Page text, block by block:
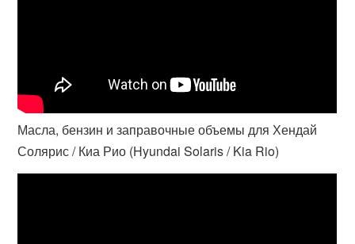
Масла, бензин и заправочные объемы для Хендай
Солярис / Киа Рио (Hyundai Solaris / Kia Rio)